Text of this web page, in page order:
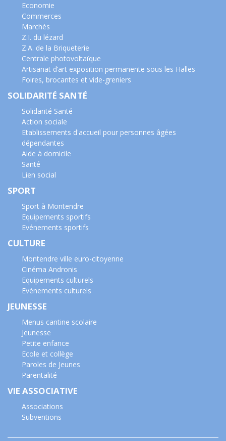
Economie
Commerces
Marchés
Z.I. du lézard
Z.A. de la Briqueterie
Centrale photovoltaïque
Artisanat d’art exposition permanente sous les Halles
Foires, brocantes et vide-greniers
SOLIDARITÉ SANTÉ
Solidarité Santé
Action sociale
Etablissements d'accueil pour personnes âgées
dépendantes
Aide à domicile
Santé
Lien social
SPORT
Sport à Montendre
Equipements sportifs
Evénements sportifs
CULTURE
Montendre ville euro-citoyenne
Cinéma Andronis
Equipements culturels
Evénements culturels
JEUNESSE
Menus cantine scolaire
Jeunesse
Petite enfance
Ecole et collège
Paroles de Jeunes
Parentalité
VIE ASSOCIATIVE
Associations
Subventions